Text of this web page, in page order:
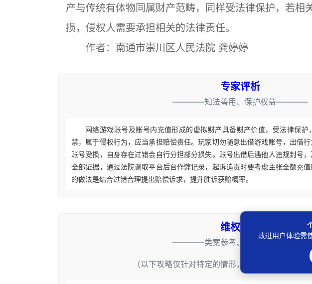
产与传统有体物同属财产范畴，同样受法律保护，若相
损，侵权人需要承担相关的法律责任。
作者：南通市崇川区人民法院 龚婷婷
专家评析
————知法善用、保护权益————
网络游戏账号及账号内充值形成的虚拟财产具备财产价值，受法律保
禁，属于侵权行为，应当承担赔偿责任。玩家切勿随意出借游戏账号，出借
账号受损，自身存在过错会自行分担部分损失。账号出借后遇他人违规封号
全部证据，通过法院调取平台后台作弊记录，起诉追责时要考虑主张全额充
的做法是结合过错合理提出赔偿诉求，提升胜诉获赔概率。
维权攻略
————类案参考、行动指南————
（以下攻略仅针对特定的情形，若情况不同请咨询
改进用户体验需